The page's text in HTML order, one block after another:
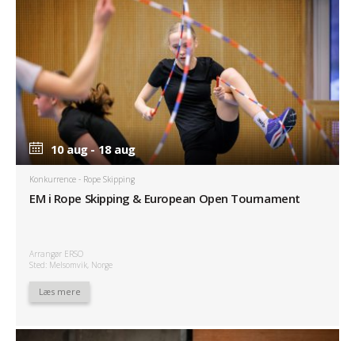
10 aug - 18 aug
Konkurrence - Rope Skipping
EM i Rope Skipping & European Open Tournament
Arrangør ERSO
Sted: Melsomvik, Norge
Læs mere